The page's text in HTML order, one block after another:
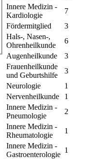
Innere Medizin -
Kardiologie
7
Fördermitglied
3
Hals-, Nasen-,
Ohrenheilkunde
6
Augenheilkunde
3
Frauenheilkunde
und Geburtshilfe
3
Neurologie
1
Nervenheilkunde
1
Innere Medizin -
Pneumologie
2
Innere Medizin -
Rheumatologie
1
Innere Medizin -
Gastroenterologie
1